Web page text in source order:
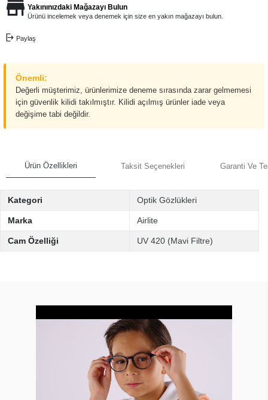
Yakınınızdaki Mağazayı Bulun
Ürünü incelemek veya denemek için size en yakın mağazayı bulun.
Paylaş
Önemli:
Değerli müşterimiz, ürünlerimize deneme sırasında zarar gelmemesi
için güvenlik kilidi takılmıştır. Kilidi açılmış ürünler iade veya
değişime tabi değildir.
Ürün Özellikleri Taksit Seçenekleri Garanti Ve
Kategori Optik Gözlükleri
Marka Airlite
Cam Özelliği UV 420 (Mavi Filtre)